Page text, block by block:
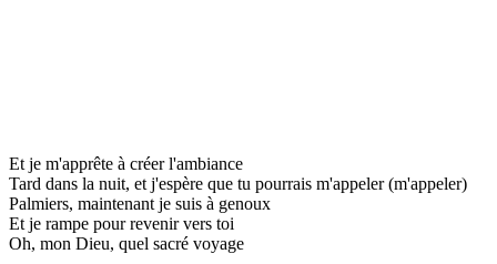
Et je m'apprête à créer l'ambiance
Tard dans la nuit, et j'espère que tu pourrais m'appeler (m'appeler)
Palmiers, maintenant je suis à genoux
Et je rampe pour revenir vers toi
Oh, mon Dieu, quel sacré voyage